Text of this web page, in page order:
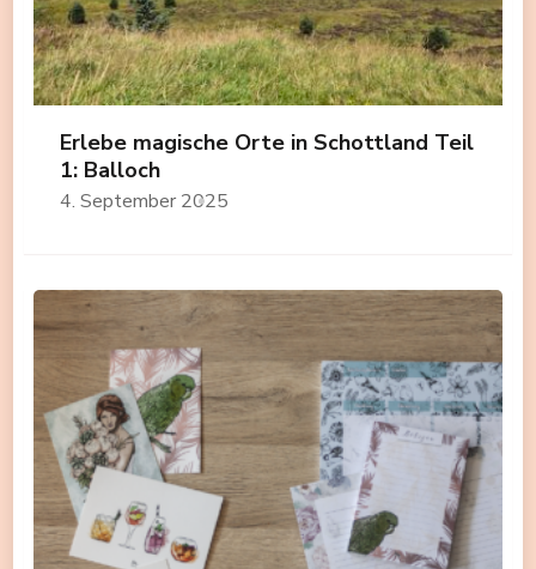
Erlebe magische Orte in Schottland Teil
1: Balloch
4. September 2025